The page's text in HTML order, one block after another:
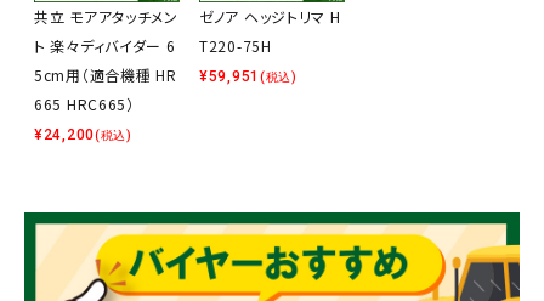
共立 モアアタッチメン
ト 楽々ディバイダー 6
5cm用（適合機種 HR
665 HRC665）
¥24,200(税込)
ゼノア ヘッジトリマ H
T220-75H
¥59,951 (税込)